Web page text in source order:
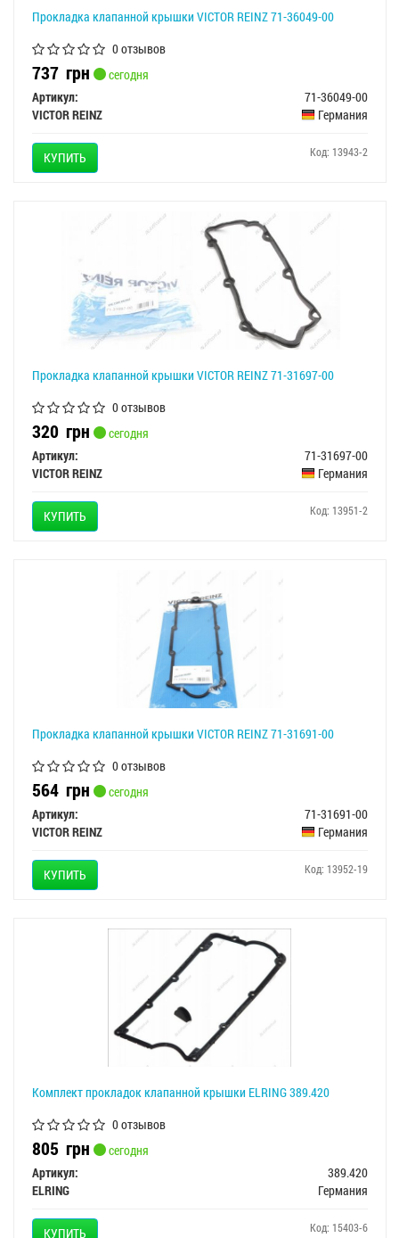
Прокладка клапанной крышки VICTOR REINZ 71-36049-00
0 отзывов
737 грн
сегодня
Артикул:
71-36049-00
VICTOR REINZ
Германия
КУПИТЬ Код: 13943-2
Прокладка клапанной крышки VICTOR REINZ 71-31697-00
0 отзывов
320 грн
сегодня
Артикул:
71-31697-00
VICTOR REINZ
Германия
КУПИТЬ Код: 13951-2
Прокладка клапанной крышки VICTOR REINZ 71-31691-00
0 отзывов
564 грн
сегодня
Артикул:
71-31691-00
VICTOR REINZ
Германия
КУПИТЬ Код: 13952-19
Комплект прокладок клапанной крышки ELRING 389.420
0 отзывов
805 грн
сегодня
Артикул:
389.420
ELRING
Германия
КУПИТЬ Код: 15403-6